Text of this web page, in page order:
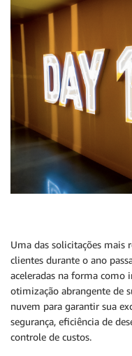
Uma das solicitações mais
clientes durante o ano
aceleradas na forma
otimização abrangente de
nuvem para garantir sua
segurança, eficiência de
controle de custos.